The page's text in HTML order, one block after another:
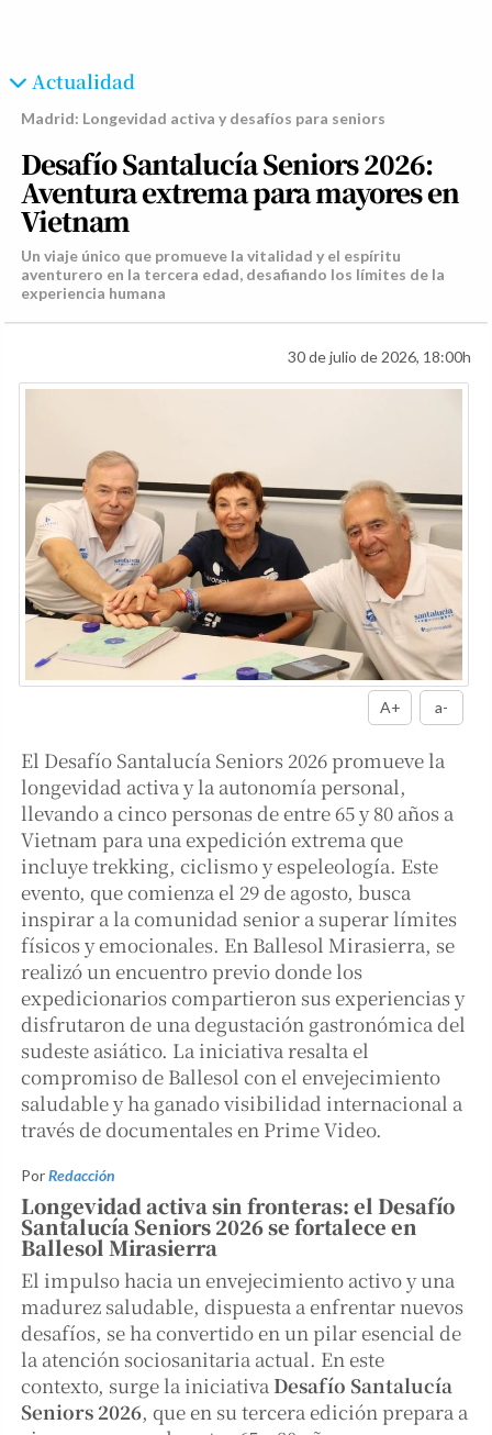
Actualidad
Madrid: Longevidad activa y desafíos para seniors
Desafío Santalucía Seniors 2026:
Aventura extrema para mayores en
Vietnam
Un viaje único que promueve la vitalidad y el espíritu
aventurero en la tercera edad, desafiando los límites de la
experiencia humana
30 de julio de 2026, 18:00h
A+ a-
El Desafío Santalucía Seniors 2026 promueve la
longevidad activa y la autonomía personal,
llevando a cinco personas de entre 65 y 80 años a
Vietnam para una expedición extrema que
incluye trekking, ciclismo y espeleología. Este
evento, que comienza el 29 de agosto, busca
inspirar a la comunidad senior a superar límites
físicos y emocionales. En Ballesol Mirasierra, se
realizó un encuentro previo donde los
expedicionarios compartieron sus experiencias y
disfrutaron de una degustación gastronómica del
sudeste asiático. La iniciativa resalta el
compromiso de Ballesol con el envejecimiento
saludable y ha ganado visibilidad internacional a
través de documentales en Prime Video.
PorRedacción
Longevidad activa sin fronteras: el Desafío
Santalucía Seniors 2026 se fortalece en
Ballesol Mirasierra
El impulso hacia un envejecimiento activo y una
madurez saludable, dispuesta a enfrentar nuevos
desafíos, se ha convertido en un pilar esencial de
la atención sociosanitaria actual. En este
contexto, surge la iniciativa Desafío Santalucía
Seniors 2026, que en su tercera edición prepara a